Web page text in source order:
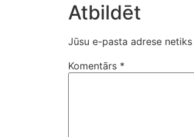
Atbildēt
Jūsu e-pasta adrese
Komentārs *